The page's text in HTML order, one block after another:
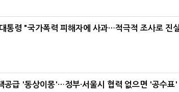
통령 "국가폭력 피해자에 사과…적극적 조사로 진
공급 '동상이몽'…정부·서울시 협력 없으면 '공수표'